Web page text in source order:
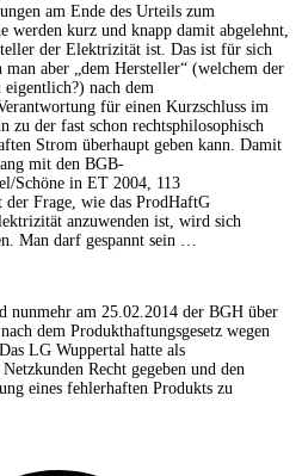
am Ende des Urteils zum
werden kurz und knapp damit abgelehnt,
der Elektrizität ist. Das ist für sich
aber „dem Hersteller“ (welchem der
nach dem
für einen Kurzschluss im
zu der fast schon rechtsphilosophisch
Strom überhaupt geben kann. Damit
mit den BGB-
Schöne in ET 2004, 113
Frage, wie das ProdHaftG
anzuwenden ist, wird sich
Man darf gespannt sein …
nunmehr am 25.02.2014 der BGH über
dem Produkthaftungsgesetz wegen
LG Wuppertal hatte als
Recht gegeben und den
eines fehlerhaften Produkts zu